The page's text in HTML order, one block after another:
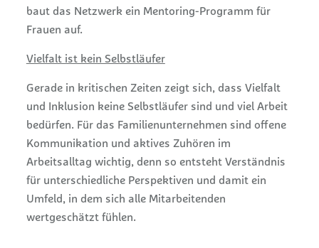
baut das Netzwerk ein Mentoring-Programm für
Frauen auf.
Vielfalt ist kein Selbstläufer
Gerade in kritischen Zeiten zeigt sich, dass Vielfalt
und Inklusion keine Selbstläufer sind und viel Arbeit
bedürfen. Für das Familienunternehmen sind offene
Kommunikation und aktives Zuhören im
Arbeitsalltag wichtig, denn so entsteht Verständnis
für unterschiedliche Perspektiven und damit ein
Umfeld, in dem sich alle Mitarbeitenden
wertgeschätzt fühlen.